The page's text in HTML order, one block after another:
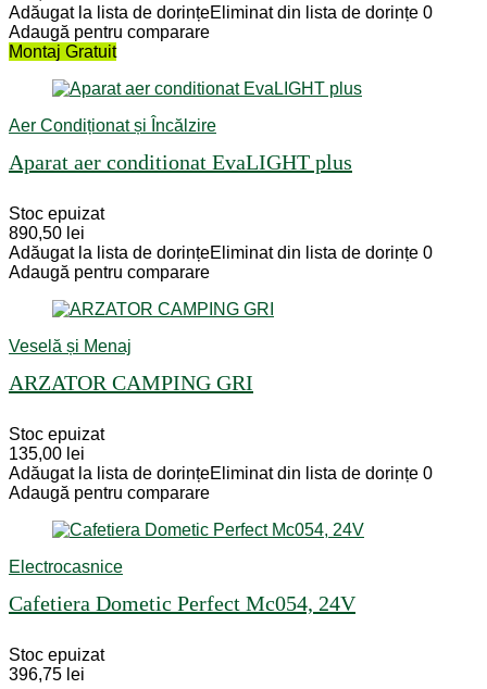
Adăugat la lista de dorințeEliminat din lista de dorințe 0
Adaugă pentru comparare
Montaj Gratuit
Aer Condiționat și Încălzire
Aparat aer conditionat EvaLIGHT plus
Stoc epuizat
890,50 lei
Adăugat la lista de dorințeEliminat din lista de dorințe 0
Adaugă pentru comparare
Veselă și Menaj
ARZATOR CAMPING GRI
Stoc epuizat
135,00 lei
Adăugat la lista de dorințeEliminat din lista de dorințe 0
Adaugă pentru comparare
Electrocasnice
Cafetiera Dometic Perfect Mc054, 24V
Stoc epuizat
396,75 lei